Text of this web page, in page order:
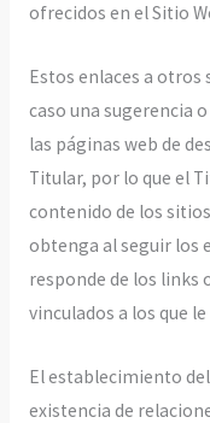
ofrecidos en el Sitio
Estos enlaces a otros
caso una sugerencia
las páginas web de
Titular, por lo que el
contenido de los
obtenga al seguir los
responde de los links
vinculados a los que
El establecimiento
existencia de